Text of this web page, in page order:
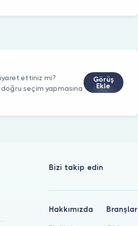
ettiniz mi?
seçim yapmasına
Görüş
Ekle
Bizi takip edin
Hakkımızda Branşlar